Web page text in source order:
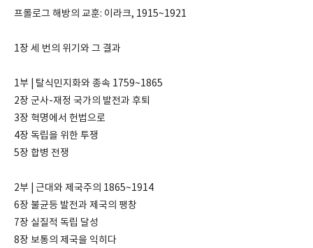
프롤로그 해방의 교훈: 이라크, 1915~1921
1장 세 번의 위기와 그 결과
1부 | 탈식민지화와 종속 1759~1865
2장 군사-재정 국가의 발전과 후퇴
3장 혁명에서 헌법으로
4장 독립을 위한 투쟁
5장 합병 전쟁
2부 | 근대와 제국주의 1865~1914
6장 불균등 발전과 제국의 팽창
7장 실질적 독립 달성
8장 보통의 제국을 익히다